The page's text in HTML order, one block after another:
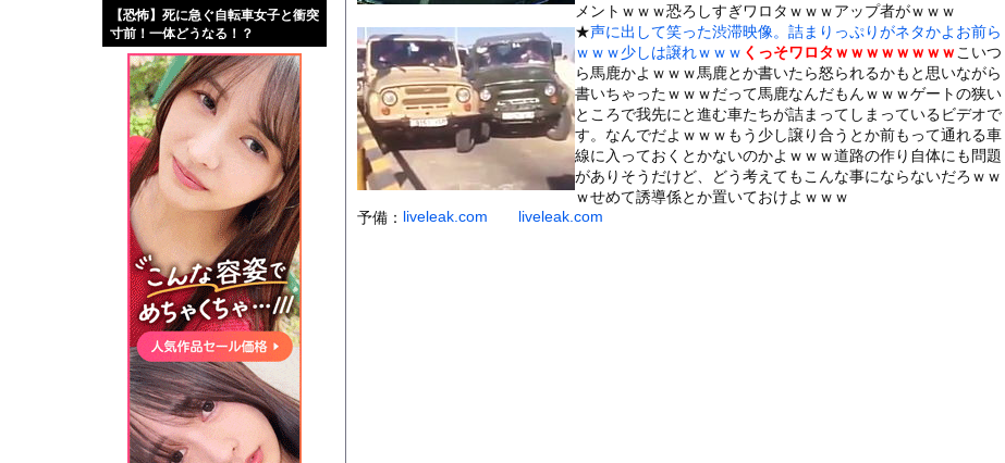
【恐怖】死に急ぐ自転車女子と衝突
寸前！一体どうなる！？
【緊急】肛門にスティックのり入れたけど出てこないの！！
お知らせ
【珍事】サッカーの試合が原因で交通事故が起きてしまう。
Powered by livedoor 相互RSS
が管理しています。 RSS設定 更新順130件まで。それ以降の古いものは表
示されません。
メントｗｗｗ恐ろしすぎワロタｗｗｗアップ者がｗｗｗ
★声に出して笑った渋滞映像。詰まりっぷりがネタかよお前ら
ｗｗｗ少しは譲れｗｗｗ くっそワロタｗｗｗｗｗｗｗｗ こいつ
ら馬鹿かよｗｗｗ馬鹿とか書いたら怒られるかもと思いながら
書いちゃったｗｗｗだって馬鹿なんだもんｗｗｗゲートの狭い
ところで我先にと進む車たちが詰まってしまっているビデオで
す。なんでだよｗｗｗもう少し譲り合うとか前もって通れる車
線に入っておくとかないのかよｗｗｗ道路の作り自体にも問題
がありそうだけど、どう考えてもこんな事にならないだろｗｗ
ｗせめて誘導係とか置いておけよｗｗｗ
予備： liveleak.com liveleak.com